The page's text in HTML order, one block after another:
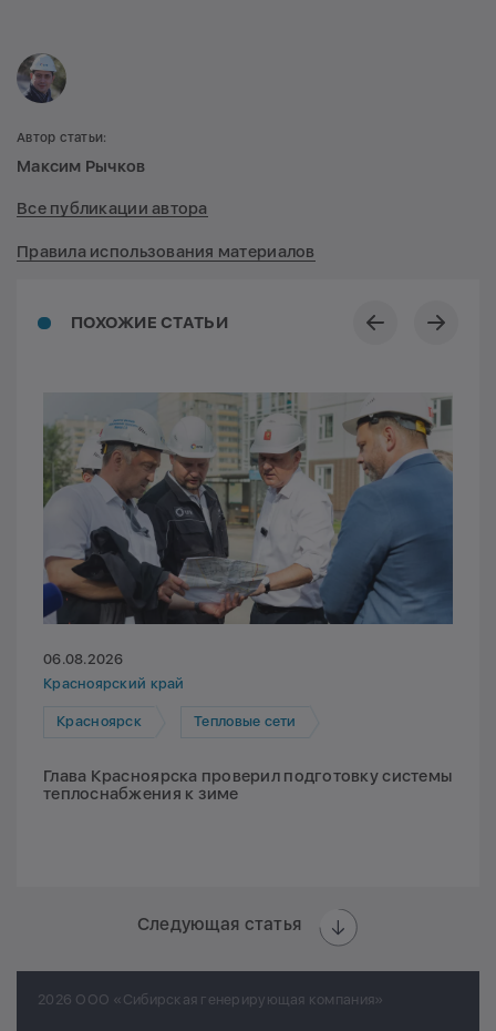
ПОХОЖИЕ СТАТЬИ
06.08.2026
Красноярский край
Красноярск Тепловые сети
Глава Красноярска проверил подготовку системы
теплоснабжения к зиме
Следующая статья
Автор статьи:
Максим Рычков
Все публикации автора
Правила использования материалов
2026 ООО «Сибирская генерирующая компания»